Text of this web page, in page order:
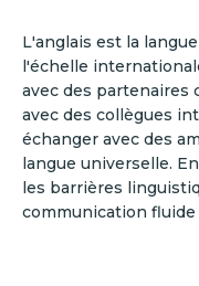
L'anglais est la
l'échelle
avec des partenaires
avec des collègues
échanger avec des
langue universelle.
les barrières
communication